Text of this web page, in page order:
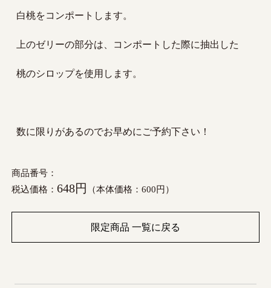
白桃をコンポートします。
上のゼリーの部分は、コンポートした際に抽出した
桃のシロップを使用します。
数に限りがあるのでお早めにご予約下さい！
商品番号：
税込価格： 648円 （本体価格：600円）
限定商品 一覧に戻る